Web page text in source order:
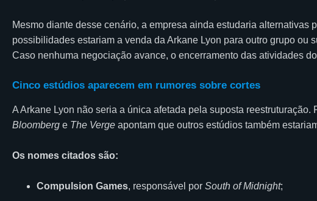
Mesmo diante desse cenário, a empresa ainda estudaria alternativas
possibilidades estariam a venda da Arkane Lyon para outro grupo ou
Caso nenhuma negociação avance, o encerramento das atividades
Cinco estúdios aparecem em rumores sobre cortes
A Arkane Lyon não seria a única afetada pela suposta
Bloomberg e The Verge apontam que outros estúdios também
Os nomes citados são:
Compulsion Games, responsável por South of Midnight;